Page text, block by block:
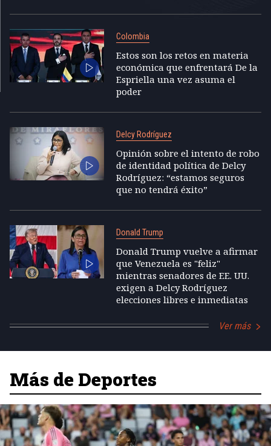
Colombia
Estos son los retos en materia
económica que enfrentará De la
Espriella una vez asuma el
poder
Delcy Rodríguez
Opinión sobre el intento de robo
de identidad política de Delcy
Rodríguez: “estamos seguros
que no tendrá éxito”
Donald Trump
Donald Trump vuelve a afirmar
que Venezuela es "feliz"
mientras senadores de EE. UU.
exigen a Delcy Rodríguez
elecciones libres e inmediatas
Ver más
Más de Deportes